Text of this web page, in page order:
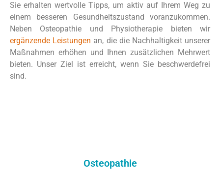
Sie erhalten wertvolle Tipps, um aktiv auf Ihrem Weg zu
einem besseren Gesundheitszustand voranzukommen.
Neben Osteopathie und Physiotherapie bieten wir
ergänzende Leistungen an, die die Nachhaltigkeit unserer
Maßnahmen erhöhen und Ihnen zusätzlichen Mehrwert
bieten. Unser Ziel ist erreicht, wenn Sie beschwerdefrei
sind.
Osteopathie